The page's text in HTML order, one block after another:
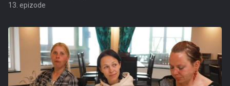
13. epizode